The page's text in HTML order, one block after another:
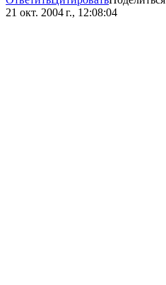
21 окт. 2004 г., 12:08:04